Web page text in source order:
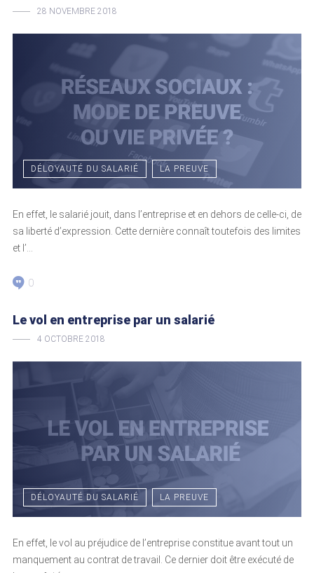
28 NOVEMBRE 2018
DÉLOYAUTÉ DU SALARIÉ LA PREUVE
En effet, le salarié jouit, dans l’entreprise et en dehors de celle-ci, de
sa liberté d’expression. Cette dernière connaît toutefois des limites
et l’...
0
Le vol en entreprise par un salarié
4 OCTOBRE 2018
DÉLOYAUTÉ DU SALARIÉ LA PREUVE
En effet, le vol au préjudice de l’entreprise constitue avant tout un
manquement au contrat de travail. Ce dernier doit être exécuté de